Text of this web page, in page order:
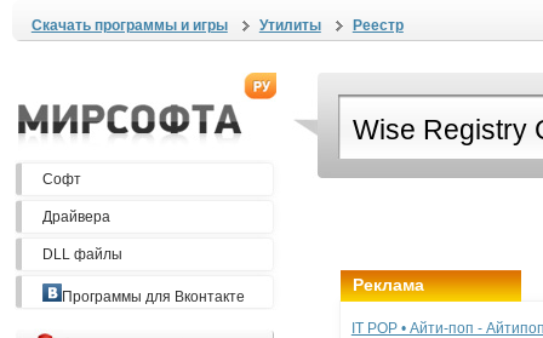
Скачать программы и игры Утилиты Реестр
Софт
Драйвера
DLL файлы
Программы для Вконтакте
Реклама
IT POP • Айти-поп -